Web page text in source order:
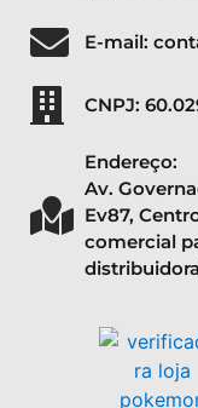
E-mail:
CNPJ:
Endereço:
Av.
Ev87,
comercial